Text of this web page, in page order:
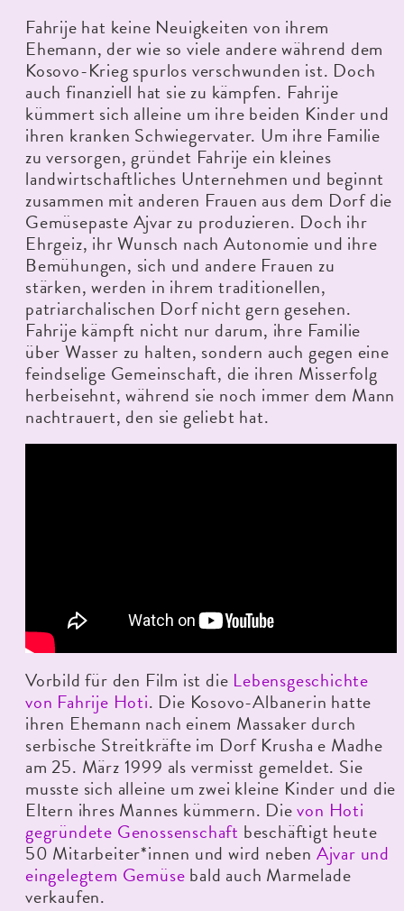
Fahrije hat keine Neuigkeiten von ihrem
Ehemann, der wie so viele andere während dem
Kosovo-Krieg spurlos verschwunden ist. Doch
auch finanziell hat sie zu kämpfen. Fahrije
kümmert sich alleine um ihre beiden Kinder und
ihren kranken Schwiegervater. Um ihre Familie
zu versorgen, gründet Fahrije ein kleines
landwirtschaftliches Unternehmen und beginnt
zusammen mit anderen Frauen aus dem Dorf die
Gemüsepaste Ajvar zu produzieren. Doch ihr
Ehrgeiz, ihr Wunsch nach Autonomie und ihre
Bemühungen, sich und andere Frauen zu
stärken, werden in ihrem traditionellen,
patriarchalischen Dorf nicht gern gesehen.
Fahrije kämpft nicht nur darum, ihre Familie
über Wasser zu halten, sondern auch gegen eine
feindselige Gemeinschaft, die ihren Misserfolg
herbeisehnt, während sie noch immer dem Mann
nachtrauert, den sie geliebt hat.
Vorbild für den Film ist die Lebensgeschichte
von Fahrije Hoti. Die Kosovo-Albanerin hatte
ihren Ehemann nach einem Massaker durch
serbische Streitkräfte im Dorf Krusha e Madhe
am 25. März 1999 als vermisst gemeldet. Sie
musste sich alleine um zwei kleine Kinder und die
Eltern ihres Mannes kümmern. Dievon Hoti
gegründete Genossenschaft beschäftigt heute
50 Mitarbeiter*innen und wird neben Ajvar und
eingelegtem Gemüse bald auch Marmelade
verkaufen.